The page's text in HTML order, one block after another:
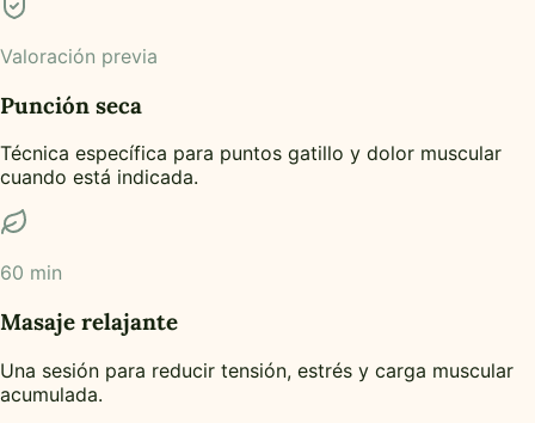
Valoración previa
Punción seca
Técnica específica para puntos gatillo y dolor muscular
cuando está indicada.
60 min
Masaje relajante
Una sesión para reducir tensión, estrés y carga muscular
acumulada.